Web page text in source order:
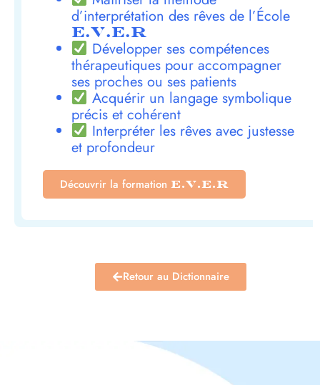
d’interprétation des rêves de l’École
E.V.E.R
Développer ses compétences
thérapeutiques pour accompagner
ses proches ou ses patients
Acquérir un langage symbolique
précis et cohérent
Interpréter les rêves avec justesse
et profondeur
Découvrir la formation E.V.E.R
Retour au Dictionnaire